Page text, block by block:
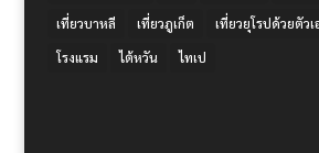
เที่ยวบาหลี
เที่ยวภูเก็ต เที่ยวยุโรปด้วยตัวเ
โรงแรม
ไต้หวัน ไทเป